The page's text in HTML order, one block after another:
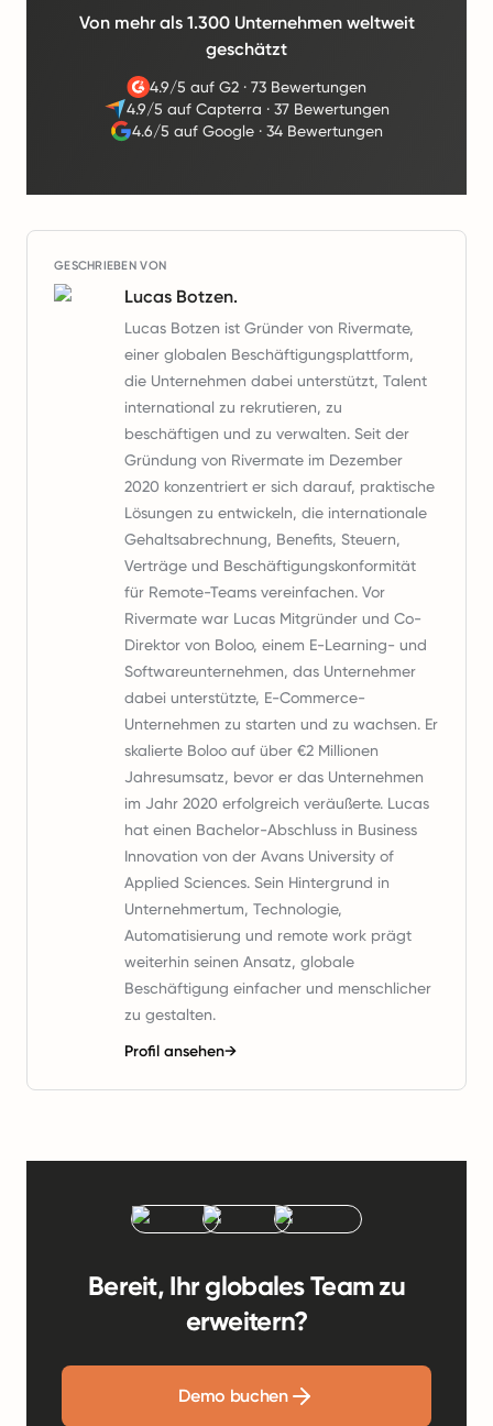
Von mehr als 1.300 Unternehmen weltweit
geschätzt
4.9/5 auf G2· 73 Bewertungen
4.9/5 auf Capterra · 37 Bewertungen
4.6/5 auf Google ·34 Bewertungen
GESCHRIEBEN VON
Lucas Botzen.
Lucas Botzen ist Gründer von Rivermate,
einer globalen Beschäftigungsplattform,
die Unternehmen dabei unterstützt, Talent
international zu rekrutieren, zu
beschäftigen und zu verwalten. Seit der
Gründung von Rivermate im Dezember
2020 konzentriert er sich darauf, praktische
Lösungen zu entwickeln, die internationale
Gehaltsabrechnung, Benefits, Steuern,
Verträge und Beschäftigungskonformität
für Remote-Teams vereinfachen. Vor
Rivermate war Lucas Mitgründer und Co-
Direktor von Boloo, einem E-Learning- und
Softwareunternehmen, das Unternehmer
dabei unterstützte, E-Commerce-
Unternehmen zu starten und zu wachsen. Er
skalierte Boloo auf über €2 Millionen
Jahresumsatz, bevor er das Unternehmen
im Jahr 2020 erfolgreich veräußerte. Lucas
hat einen Bachelor-Abschluss in Business
Innovation von der Avans University of
Applied Sciences. Sein Hintergrund in
Unternehmertum, Technologie,
Automatisierung und remote work prägt
weiterhin seinen Ansatz, globale
Beschäftigung einfacher und menschlicher
zu gestalten.
Profil ansehen→
Bereit, Ihr globales Team zu
erweitern?
Demo buchen